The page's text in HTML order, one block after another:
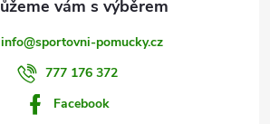
info@sportovni-pomucky.cz
777 176 372
Facebook